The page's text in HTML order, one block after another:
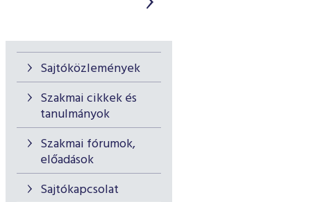
Sajtóközlemények
Szakmai cikkek és
tanulmányok
Szakmai fórumok,
előadások
Sajtókapcsolat